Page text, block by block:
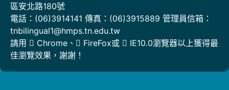
區安北路180號
電話：(06)3914141 傳真：(06)3915889 管理員信箱：
tnbilingual1@hmps.tn.edu.tw
請用
Chrome 、 FireFox或
IE10.0瀏覽器以上獲得最
佳瀏覽效果，謝謝！